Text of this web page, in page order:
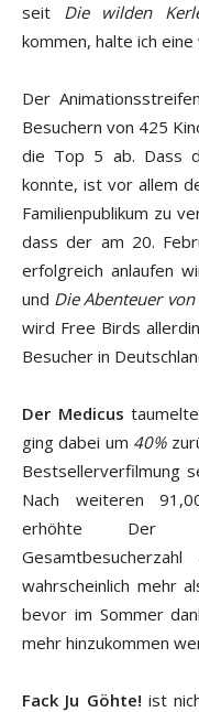
seit Die wilden
kommen, halte ich
Der Animationsstreifen
Besuchern von 425
die Top 5 ab. Dass
konnte, ist vor allem
Familienpublikum zu
dass der am 20.
erfolgreich anlaufen
und Die Abenteuer
wird Free Birds
Besucher in
Der Medicus
ging dabei um 40%
Bestsellerverfilmung
Nach weiteren
erhöhte Der
wahrscheinlich mehr
bevor im Sommer
mehr hinzukommen
Fack Ju Göhte! ist